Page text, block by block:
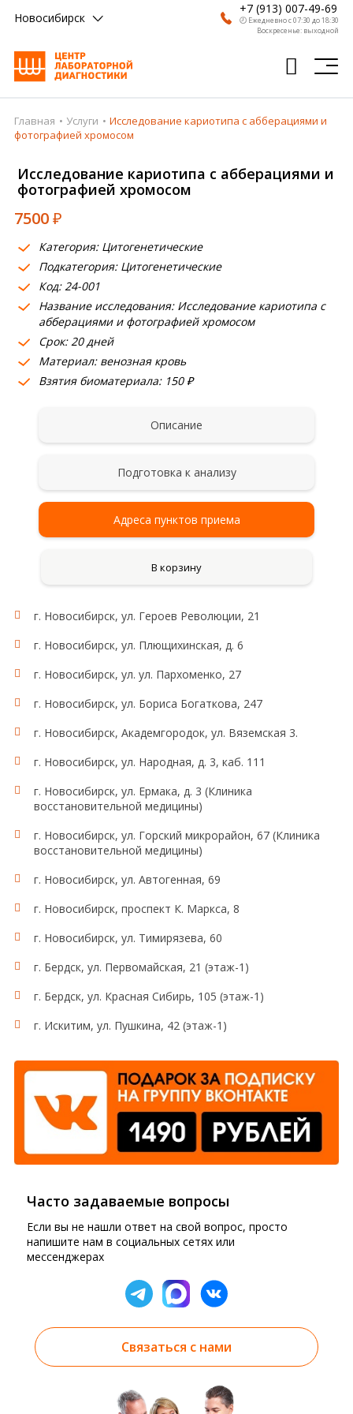
Новосибирск
+7 (913) 007-49-69
🕗 Ежедневно с 07:30 до 18:30
Воскресенье: выходной
Главная
Врачи
Получить результат
Пациентам
О компании
Где сдать
Партнерам
Главная Услуги
Исследование кариотипа с абберациями и
фотографией хромосом
Исследование кариотипа с абберациями и
фотографией хромосом
7500₽
Категория: Цитогенетические
Подкатегория: Цитогенетические
Код: 24-001
Название исследования: Исследование кариотипа с
абберациями и фотографией хромосом
Срок: 20 дней
Материал: венозная кровь
Взятия биоматериала: 150 ₽
Описание
Подготовка к анализу
Адреса пунктов приема
В корзину
г. Новосибирск, ул. Героев Революции, 21
г. Новосибирск, ул. Плющихинская, д. 6
г. Новосибирск, ул. ул. Пархоменко, 27
г. Новосибирск, ул. Бориса Богаткова, 247
г. Новосибирск, Академгородок, ул. Вяземская 3.
г. Новосибирск, ул. Народная, д. 3, каб. 111
г. Новосибирск, ул. Ермака, д. 3 (Клиника
восстановительной медицины)
г. Новосибирск, ул. Горский микрорайон, 67 (Клиника
восстановительной медицины)
г. Новосибирск, ул. Автогенная, 69
г. Новосибирск, проспект К. Маркса, 8
г. Новосибирск, ул. Тимирязева, 60
г. Бердск, ул. Первомайская, 21 (этаж-1)
г. Бердск, ул. Красная Сибирь, 105 (этаж-1)
г. Искитим, ул. Пушкина, 42 (этаж-1)
Часто задаваемые вопросы
Если вы не нашли ответ на свой вопрос, просто
напишите нам в социальных сетях или
мессенджерах
Связаться с нами